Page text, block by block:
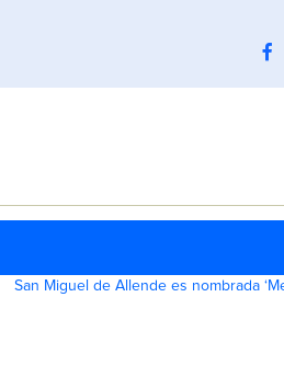
San Miguel de Allende es nombrada